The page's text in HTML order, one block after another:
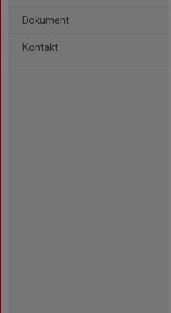
Dokument
Kontakt